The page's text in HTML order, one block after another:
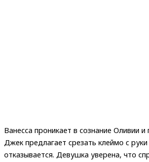
Ванесса проникает в сознание Оливии и
Джек предлагает срезать клеймо с
отказывается. Девушка уверена, что